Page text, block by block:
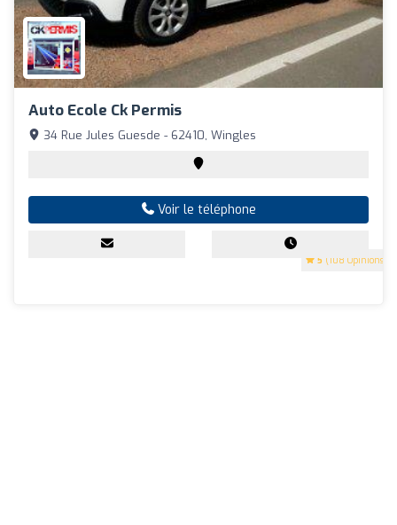
Auto Ecole Ck Permis
5 (108 Opinions)
34 Rue Jules Guesde - 62410, Wingles
Voir le téléphone